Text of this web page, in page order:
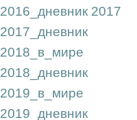
2016_дневник 2017
2017_дневник
2018_в_мире
2018_дневник
2019_в_мире
2019_дневник